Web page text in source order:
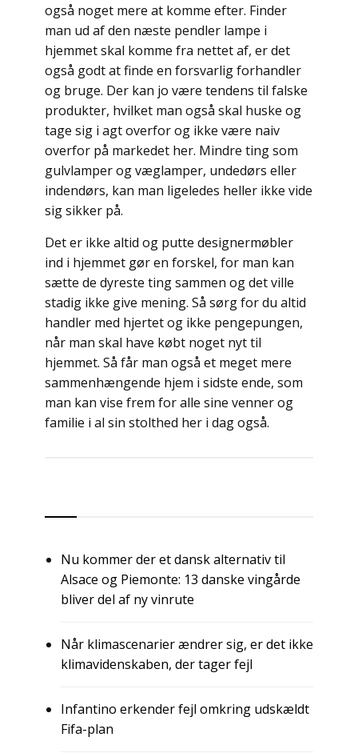
også noget mere at komme efter. Finder
man ud af den næste pendler lampe i
hjemmet skal komme fra nettet af, er det
også godt at finde en forsvarlig forhandler
og bruge. Der kan jo være tendens til falske
produkter, hvilket man også skal huske og
tage sig i agt overfor og ikke være naiv
overfor på markedet her. Mindre ting som
gulvlamper og væglamper, undedørs eller
indendørs, kan man ligeledes heller ikke vide
sig sikker på.
Det er ikke altid og putte designermøbler
ind i hjemmet gør en forskel, for man kan
sætte de dyreste ting sammen og det ville
stadig ikke give mening. Så sørg for du altid
handler med hjertet og ikke pengepungen,
når man skal have købt noget nyt til
hjemmet. Så får man også et meget mere
sammenhængende hjem i sidste ende, som
man kan vise frem for alle sine venner og
familie i al sin stolthed her i dag også.
Nu kommer der et dansk alternativ til
Alsace og Piemonte: 13 danske vingårde
bliver del af ny vinrute
Når klimascenarier ændrer sig, er det ikke
klimavidenskaben, der tager fejl
Infantino erkender fejl omkring udskældt
Fifa-plan